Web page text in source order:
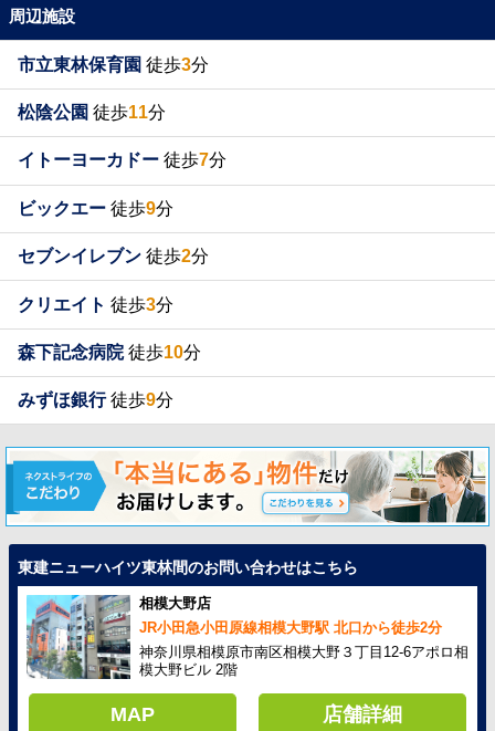
周辺施設
市立東林保育園 徒歩3分
松陰公園 徒歩11分
イトーヨーカドー 徒歩7分
ビックエー 徒歩9分
セブンイレブン 徒歩2分
クリエイト 徒歩3分
森下記念病院徒歩10分
みずほ銀行徒歩9分
東建ニューハイツ東林間のお問い合わせはこちら
相模大野店
JR小田急小田原線相模大野駅 北口から徒歩2分
神奈川県相模原市南区相模大野３丁目12-6アポロ相
模大野ビル 2階
MAP 店舗詳細